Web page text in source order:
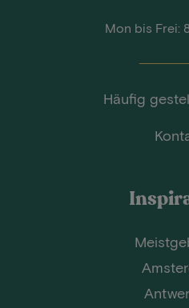
Mon bis Frei:
Häufig